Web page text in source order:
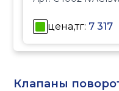
цена,тг: 7 317
Клапаны